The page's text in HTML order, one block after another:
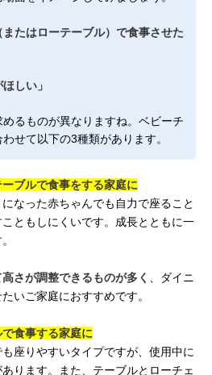
またはローテーブル）で食事させた
しい」
るものが異なりますね。ベビーチ
せて以下の3種類があります。
ブルで食事をする家庭に
なった赤ちゃんでも自力で座ること
ともしにくいです。成長とともに一
さが調整できるものが多く
、ダイニ
いご家庭におすすめです。
食事する家庭に
座りやすいタイプですが、使用中に
ります。また、テーブルとローチェ